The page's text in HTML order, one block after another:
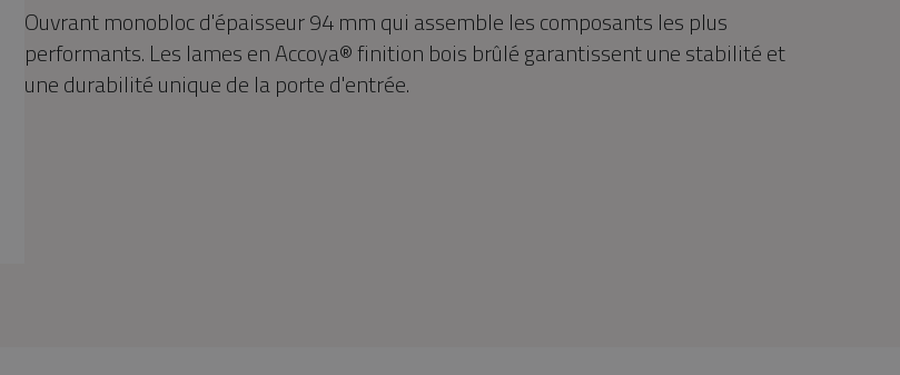
Ouvrant monobloc d'épaisseur 94 mm qui assemble les composants les plus
performants. Les lames en Accoya® finition bois brûlé garantissent une stabilité et
une durabilité unique de la porte d'entrée.